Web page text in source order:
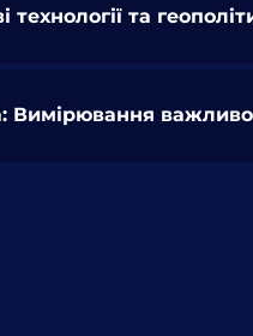
технології та
Вимірювання